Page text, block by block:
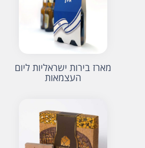
מארז בירות ישראליות ליום
העצמאות